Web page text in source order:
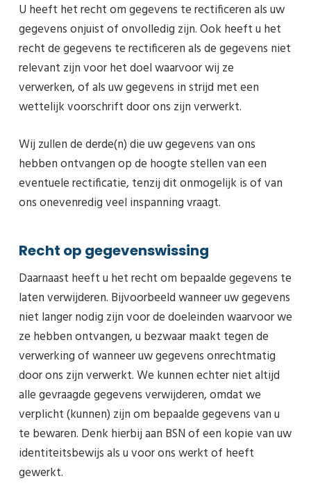
U heeft het recht om gegevens te rectificeren als uw
gegevens onjuist of onvolledig zijn. Ook heeft u het
recht de gegevens te rectificeren als de gegevens niet
relevant zijn voor het doel waarvoor wij ze
verwerken, of als uw gegevens in strijd met een
wettelijk voorschrift door ons zijn verwerkt.
Wij zullen de derde(n) die uw gegevens van ons
hebben ontvangen op de hoogte stellen van een
eventuele rectificatie, tenzij dit onmogelijk is of van
ons onevenredig veel inspanning vraagt.
Recht op gegevenswissing
Daarnaast heeft u het recht om bepaalde gegevens te
laten verwijderen. Bijvoorbeeld wanneer uw gegevens
niet langer nodig zijn voor de doeleinden waarvoor we
ze hebben ontvangen, u bezwaar maakt tegen de
verwerking of wanneer uw gegevens onrechtmatig
door ons zijn verwerkt. We kunnen echter niet altijd
alle gevraagde gegevens verwijderen, omdat we
verplicht (kunnen) zijn om bepaalde gegevens van u
te bewaren. Denk hierbij aan BSN of een kopie van uw
identiteitsbewijs als u voor ons werkt of heeft
gewerkt.